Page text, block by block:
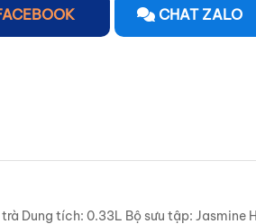
CHAT ZALO
Dung tích: 0.33L Bộ sưu tập: Jasmine